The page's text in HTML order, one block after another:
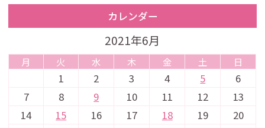
カレンダー
2021年6月
月 火 水 木 金 土 日
1 2 3 4 5
6
7
8 9 10 11 12
13
14
15 16 17 18 19
20